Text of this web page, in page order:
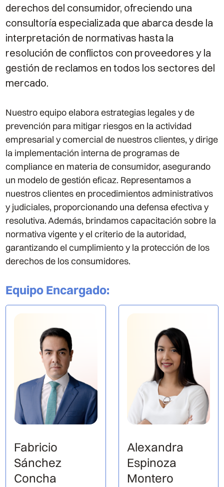
derechos del consumidor, ofreciendo una
consultoría especializada que abarca desde la
interpretación de normativas hasta la
resolución de conflictos con proveedores y la
gestión de reclamos en todos los sectores del
mercado.
Nuestro equipo elabora estrategias legales y de
prevención para mitigar riesgos en la actividad
empresarial y comercial de nuestros clientes, y dirige
la implementación interna de programas de
compliance en materia de consumidor, asegurando
un modelo de gestión eficaz. Representamos a
nuestros clientes en procedimientos administrativos
y judiciales, proporcionando una defensa efectiva y
resolutiva. Además, brindamos capacitación sobre la
normativa vigente y el criterio de la autoridad,
garantizando el cumplimiento y la protección de los
derechos de los consumidores.
Equipo Encargado:
Fabricio
Sánchez
Concha
Alexandra
Espinoza
Montero